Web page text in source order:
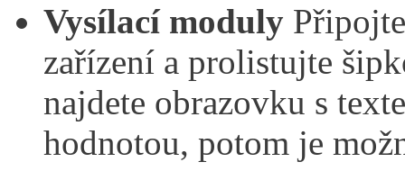
Vysílací moduly
zařízení a prolistujte
najdete obrazovku s
hodnotou, potom je